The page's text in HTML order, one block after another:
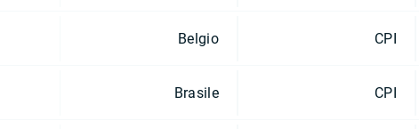
Belgio CPI
Brasile CPI